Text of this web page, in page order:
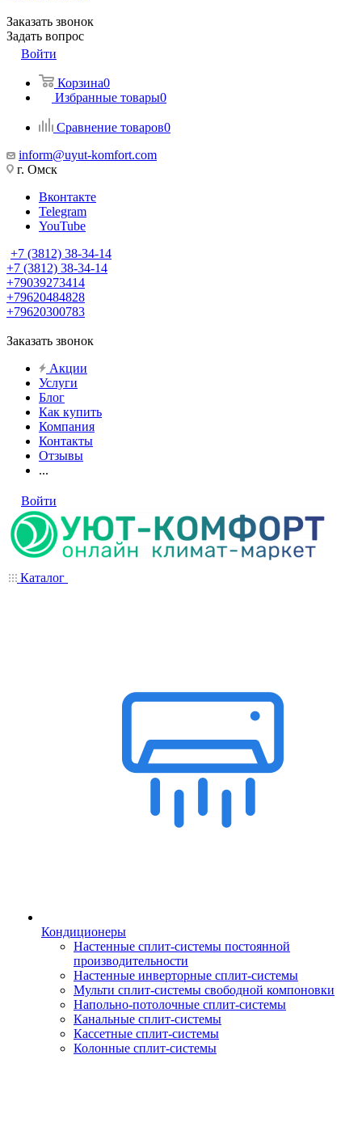
Заказать звонок
Задать вопрос
Войти
Корзина0
Избранные товары0
Сравнение товаров0
inform@uyut-komfort.com
г. Омск
Вконтакте
Telegram
YouTube
+7 (3812) 38-34-14
+7 (3812) 38-34-14
+79039273414
+79620484828
+79620300783
Заказать звонок
Акции
Услуги
Блог
Как купить
Компания
Контакты
Отзывы
...
Войти
Каталог
Кондиционеры
Настенные сплит-системы постоянной
производительности
Настенные инверторные сплит-системы
Мульти сплит-системы свободной компоновки
Напольно-потолочные сплит-системы
Канальные сплит-системы
Кассетные сплит-системы
Колонные сплит-системы